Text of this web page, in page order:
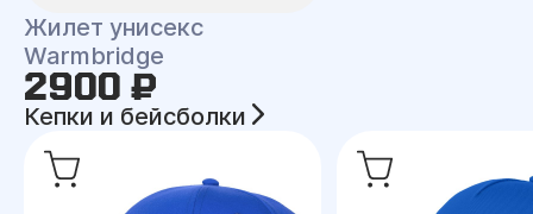
Жилет унисекс
Warmbridge
2900 ₽
Кепки и бейсболки